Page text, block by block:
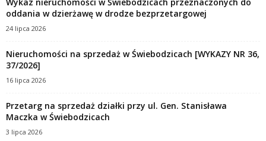
oddania w dzierżawę w drodze bezprzetargowej
24 lipca 2026
Nieruchomości na sprzedaż w Świebodzicach [WYKAZY NR 36,
37/2026]
16 lipca 2026
Przetarg na sprzedaż działki przy ul. Gen. Stanisława
Maczka w Świebodzicach
3 lipca 2026